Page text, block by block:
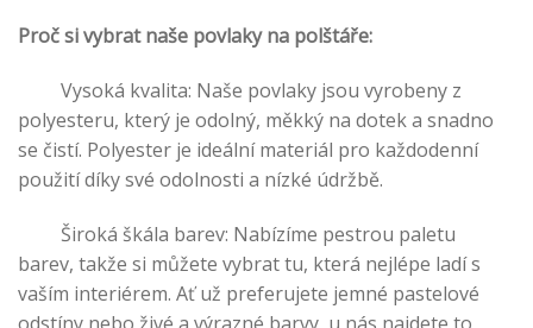
Proč si vybrat naše povlaky na polštáře:
Vysoká kvalita: Naše povlaky jsou vyrobeny z
polyesteru, který je odolný, měkký na dotek a snadno
se čistí. Polyester je ideální materiál pro každodenní
použití díky své odolnosti a nízké údržbě.
Široká škála barev: Nabízíme pestrou paletu
barev, takže si můžete vybrat tu, která nejlépe ladí s
vaším interiérem. Ať už preferujete jemné pastelové